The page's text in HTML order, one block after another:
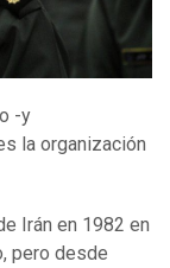
-y
la organización
Irán en 1982 en
pero desde